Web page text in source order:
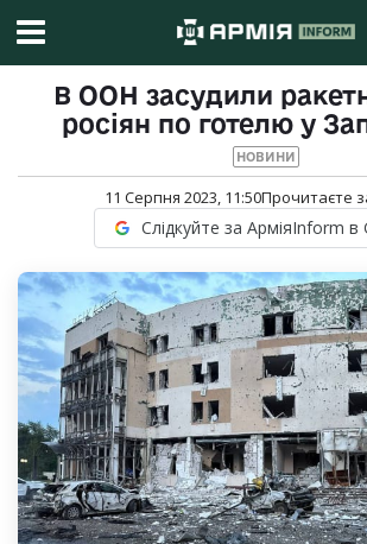
В ООН засудили
росіян по готелю у
НОВИНИ
11 Серпня 2023, 11:50Прочитаєте
Слідкуйте за АрміяInform в